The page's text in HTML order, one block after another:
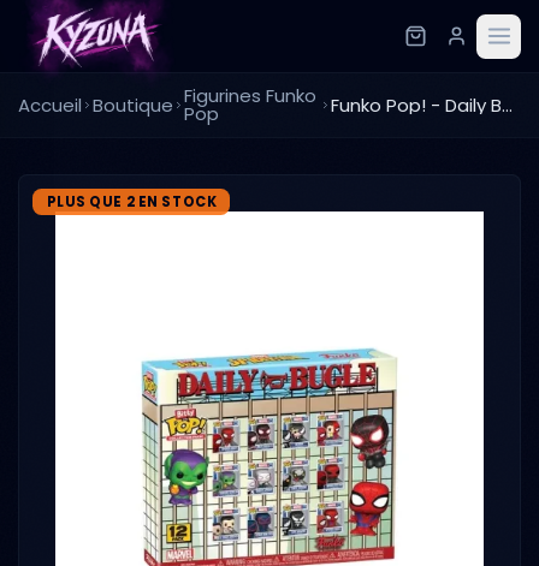
Accueil Boutique Figurines Funko
Pop Funko Pop! - Daily Bugle avec bitty pop
PLUS QUE 2 EN STOCK